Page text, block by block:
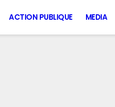
ACTION PUBLIQUE MEDIA